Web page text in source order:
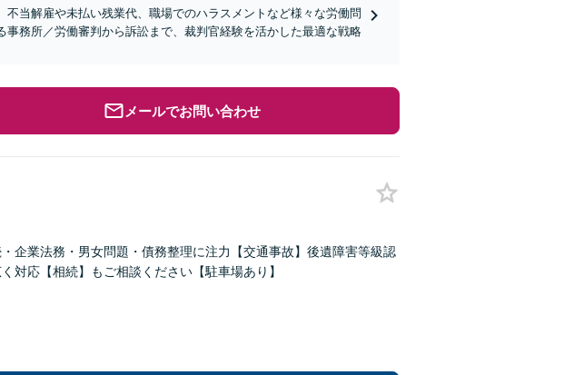
不当解雇や未払い残業代、職場でのハラスメントなど様々な労働問
務所／労働審判から訴訟まで、裁判官経験を活かした最適な戦略
メールでお問い合わせ
企業法務・男女問題・債務整理に注力【交通事故】後遺障害等級認
対応【相続】もご相談ください【駐車場あり】